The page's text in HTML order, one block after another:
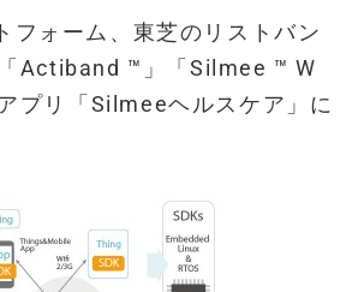
フォーム、東芝のリストバン
Actiband ™」「Silmee ™ W
プリ「Silmeeヘルスケア」に